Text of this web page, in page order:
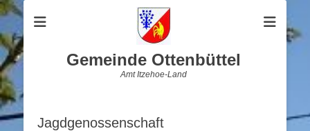
Gemeinde Ottenbüttel
Amt Itzehoe-Land
Jagdgenossenschaft